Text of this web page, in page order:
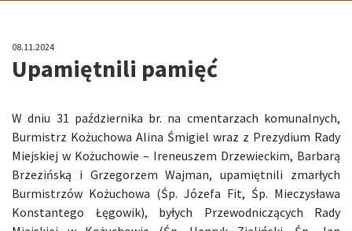
08.11.2024
Upamiętnili pamięć
W dniu 31 października br. na cmentarzach komunalnych,
Burmistrz Kożuchowa Alina Śmigiel wraz z Prezydium Rady
Miejskiej w Kożuchowie – Ireneuszem Drzewieckim, Barbarą
Brzezińską i Grzegorzem Wajman, upamiętnili zmarłych
Burmistrzów Kożuchowa (Śp. Józefa Fit, Śp. Mieczysława
Konstantego Łęgowik), byłych Przewodniczących Rady